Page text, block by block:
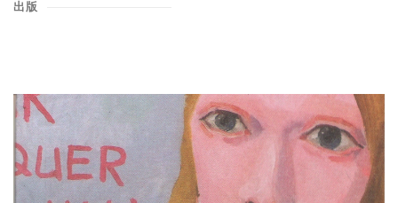
出版